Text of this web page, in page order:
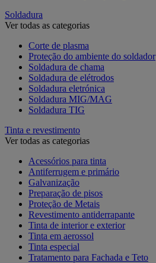
Soldadura
Ver todas as categorias
Corte de plasma
Proteção do ambiente do soldador
Soldadura de chama
Soldadura de elétrodos
Soldadura eletrónica
Soldadura MIG/MAG
Soldadura TIG
Tinta e revestimento
Ver todas as categorias
Acessórios para tinta
Antiferrugem e primário
Galvanização
Preparação de pisos
Proteção de Metais
Revestimento antiderrapante
Tinta de interior e exterior
Tinta em aerossol
Tinta especial
Tratamento para Fachada e Teto